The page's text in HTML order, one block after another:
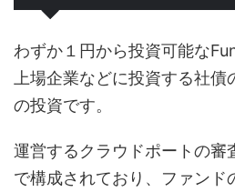
わずか１円から投資可能な
上場企業などに投資する社
の投資です。
運営するクラウドポートの審
で構成されており、ファンド